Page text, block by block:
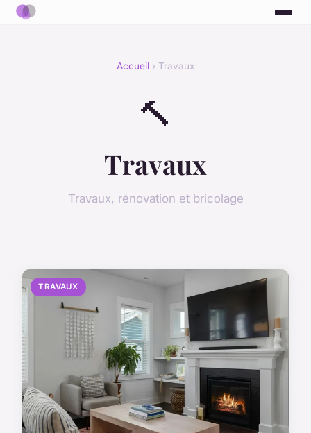
Accueil › Travaux
🔨
Travaux
Travaux, rénovation et bricolage
TRAVAUX